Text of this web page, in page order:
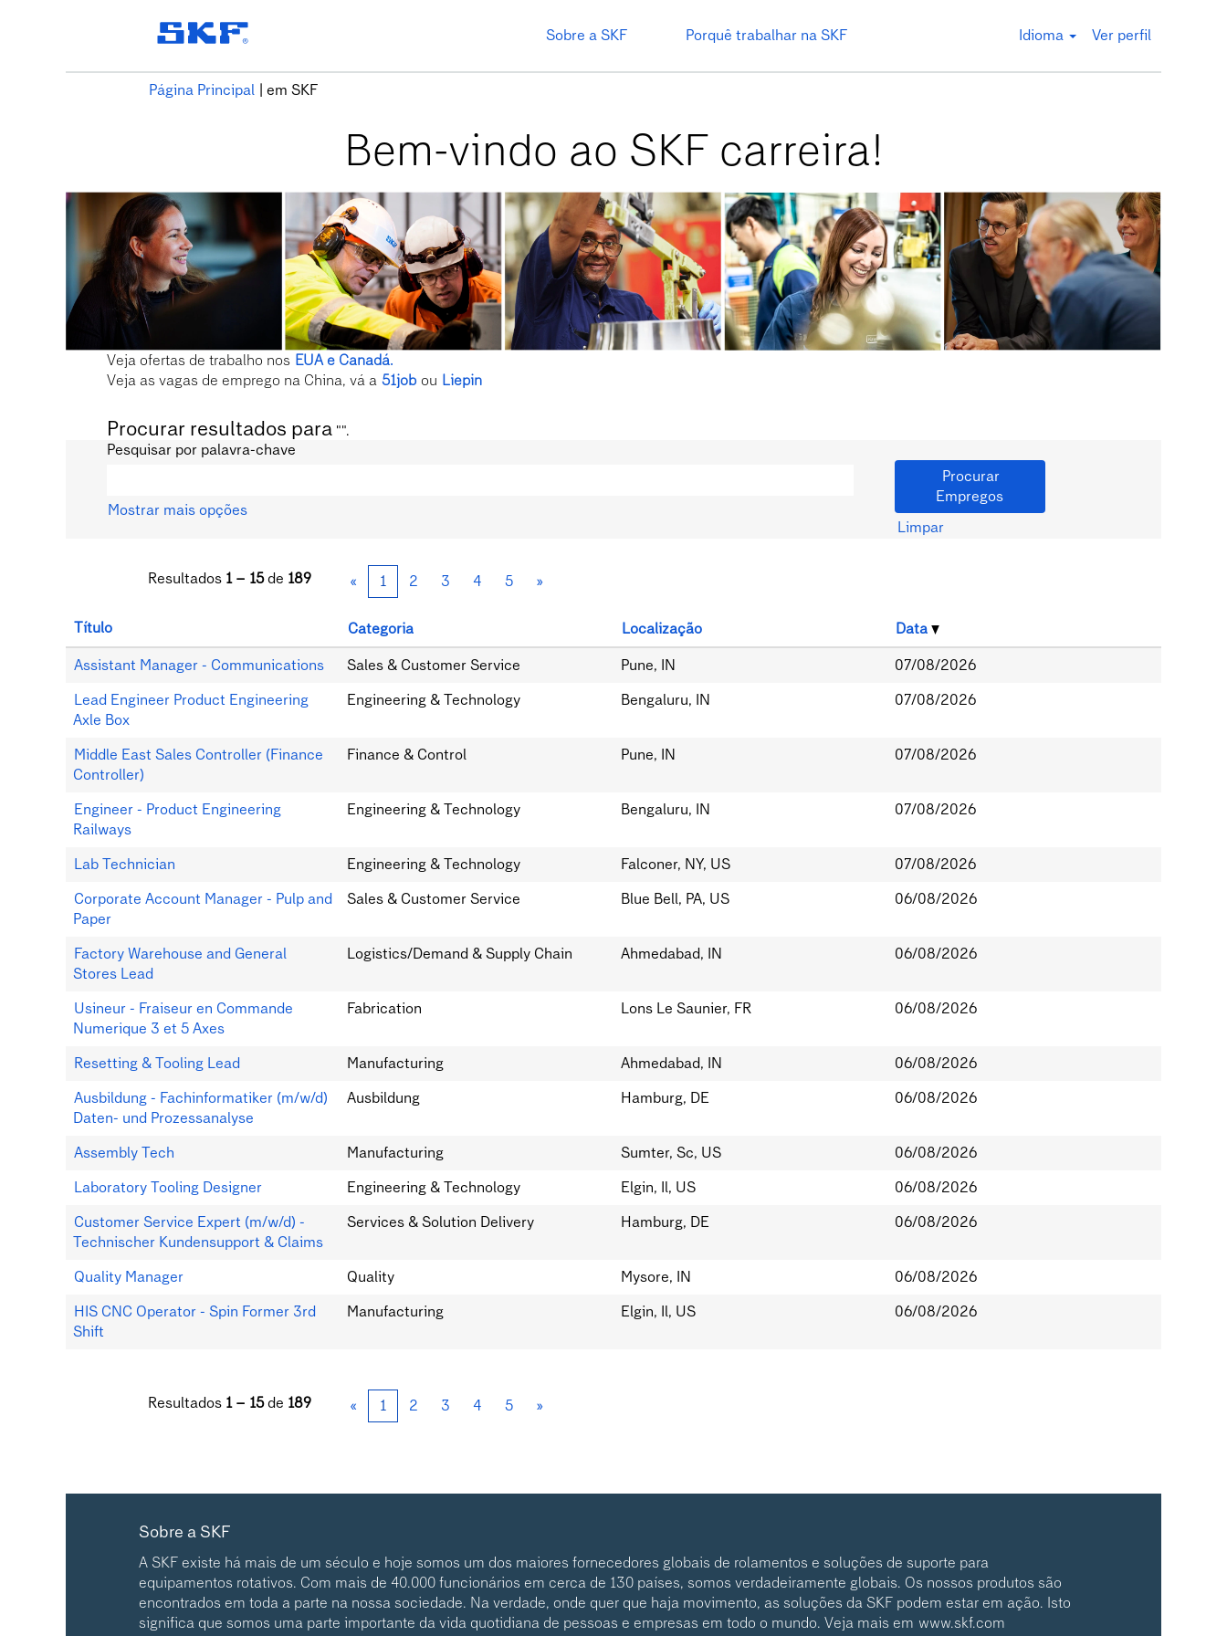
Sobre a SKF Porquê trabalhar na SKF Idioma Ver perfil
Página Principal | em SKF(página
Bem-vindo ao SKF carreira!
Veja ofertas de trabalho nos EUA e Canadá.
Veja as vagas de emprego na China, vá a 51job ou Liepin
Procurar resultados para "".
Pesquisar por palavra-chave
Mostrar mais opções
Limpar
Resultados 1 – 15de 189 « 1 2 3 4 5 »
Título Categoria Localização Data
Assistant Manager - Communications Sales & Customer Service Pune, IN
07/08/2026
Lead Engineer Product Engineering
Axle Box
Engineering & Technology Bengaluru, IN 07/08/2026
Middle East Sales Controller (Finance
Controller)
Finance & Control Pune, IN 07/08/2026
Engineer - Product Engineering
Railways
Engineering & Technology Bengaluru, IN 07/08/2026
Lab Technician Engineering & Technology Falconer, NY, US
07/08/2026
Corporate Account Manager - Pulp and
Paper
Sales & Customer Service Blue Bell, PA, US 06/08/2026
Factory Warehouse and General
Stores Lead
Logistics/Demand & Supply Chain Ahmedabad, IN 06/08/2026
Usineur - Fraiseur en Commande
Numerique 3 et 5 Axes
Fabrication Lons Le Saunier, FR 06/08/2026
Resetting & Tooling Lead Manufacturing Ahmedabad, IN
06/08/2026
Ausbildung - Fachinformatiker (m/w/d)
Daten- und Prozessanalyse
Ausbildung Hamburg, DE 06/08/2026
Assembly Tech Manufacturing Sumter, Sc, US
06/08/2026
Laboratory Tooling Designer
Engineering & Technology Elgin, Il, US
06/08/2026
Customer Service Expert (m/w/d) -
Technischer Kundensupport & Claims
Services & Solution Delivery Hamburg, DE 06/08/2026
Quality Manager Quality Mysore, IN
06/08/2026
HIS CNC Operator - Spin Former 3rd
Shift
Manufacturing Elgin, Il, US 06/08/2026
Resultados 1 – 15de 189 « 1 2 3 4 5 »
Sobre a SKF
A SKF existe há mais de um século e hoje somos um dos maiores fornecedores globais de rolamentos e soluções de suporte para
equipamentos rotativos. Com mais de 40.000 funcionários em cerca de 130 países, somos verdadeiramente globais. Os nossos produtos são
encontrados em toda a parte na nossa sociedade. Na verdade, onde quer que haja movimento, as soluções da SKF podem estar em ação. Isto
significa que somos uma parte importante da vida quotidiana de pessoas e empresas em todo o mundo. Veja mais em www.skf.com